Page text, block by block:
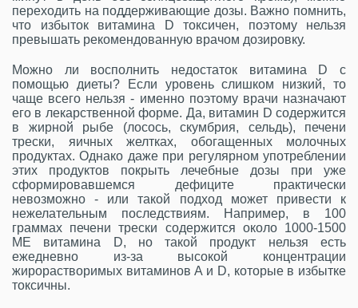
переходить на поддерживающие дозы. Важно помнить,
что избыток витамина D токсичен, поэтому нельзя
превышать рекомендованную врачом дозировку.
Можно ли восполнить недостаток витамина D с
помощью диеты? Если уровень слишком низкий, то
чаще всего нельзя - именно поэтому врачи назначают
его в лекарственной форме. Да, витамин D содержится
в жирной рыбе (лосось, скумбрия, сельдь), печени
трески, яичных желтках, обогащенных молочных
продуктах. Однако даже при регулярном употреблении
этих продуктов покрыть лечебные дозы при уже
сформировавшемся дефиците практически
невозможно - или такой подход может привести к
нежелательным последствиям. Например, в 100
граммах печени трески содержится около 1000-1500
МЕ витамина D, но такой продукт нельзя есть
ежедневно из-за высокой концентрации
жирорастворимых витаминов A и D, которые в избытке
токсичны.